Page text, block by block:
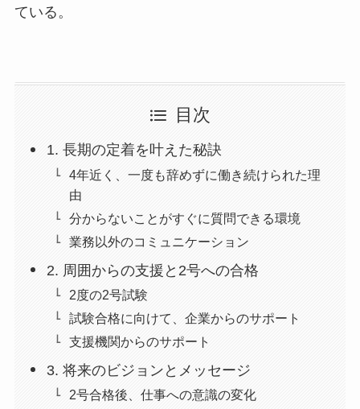
ている。
目次
1. 長期の定着を叶えた秘訣
4年近く、一度も辞めずに働き続けられた理
由
分からないことがすぐに質問できる環境
業務以外のコミュニケーション
2. 周囲からの支援と2号への合格
2度の2号試験
試験合格に向けて、企業からのサポート
支援機関からのサポート
3. 将来のビジョンとメッセージ
2号合格後、仕事への意識の変化